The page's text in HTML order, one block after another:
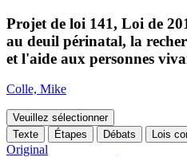
Projet de loi 141, Loi de
au deuil périnatal, la
et l'aide aux personnes
Colle, Mike
Veuillez sélectionner
Texte
Étapes Débats Lois
Original